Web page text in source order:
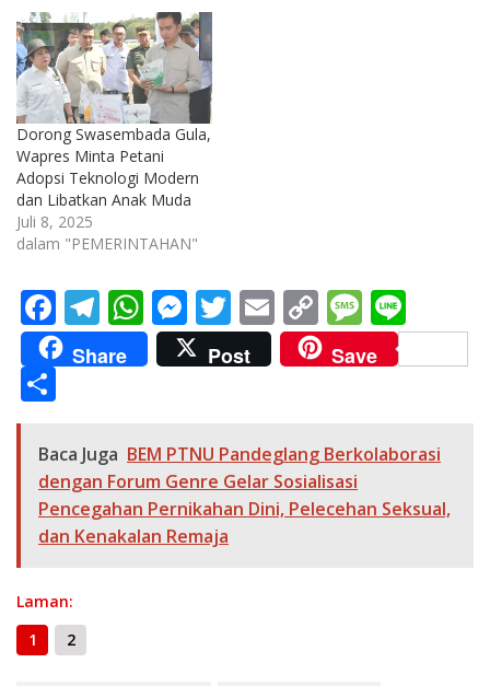
Dorong Swasembada Gula,
Wapres Minta Petani
Adopsi Teknologi Modern
dan Libatkan Anak Muda
Juli 8, 2025
dalam "PEMERINTAHAN"
F
ac
e
o
o
k
T
el
e
a
m
W
h
at
A
p
p
M
e
ss
n
g
er
T
w
itt
E
m
ai
C
o
p
Li
n
k
M
e
ss
g
n
e
Share Post Save
ar
e
Baca Juga BEM PTNU Pandeglang Berkolaborasi
dengan Forum Genre Gelar Sosialisasi
Pencegahan Pernikahan Dini, Pelecehan Seksual,
dan Kenakalan Remaja
Laman:
1
2